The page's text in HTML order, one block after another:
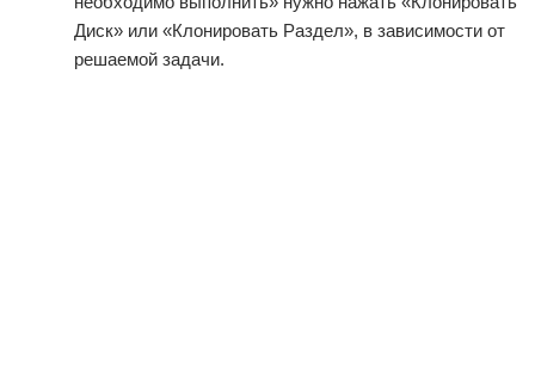
Диск» или «Клонировать Раздел», в зависимости от
решаемой задачи.